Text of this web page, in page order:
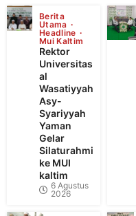
Berita
Utama
Headline
Mui Kaltim
Rektor
Universitas
al
Wasatiyyah
Asy-
Syariyyah
Yaman
Gelar
Silaturahmi
ke MUI
kaltim
6 Agustus
2026